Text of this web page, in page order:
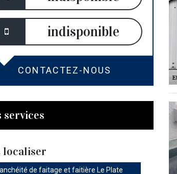
indisponible
CONTACTEZ-NOUS
services
localiser
de faitage et faitière Le Plate